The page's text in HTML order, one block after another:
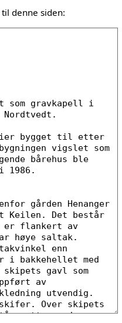
denne siden: